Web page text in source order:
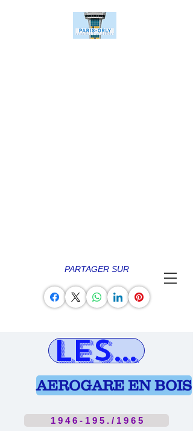
PARTAGER SUR
LES
AEROGARE EN BOIS
1 9 4 6 - 1 9 5 . / 1 9 6 5